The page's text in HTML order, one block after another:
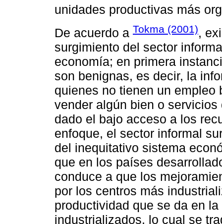
unidades productivas más
De acuerdo a Tokma (2001),
surgimiento del sector
economía; en primera
son benignas, es decir, la
quienes no tienen un empleo
vender algún bien o
dado el bajo acceso a los
enfoque, el sector informal
del inequitativo sistema
que en los países
conduce a que los
por los centros más
productividad que se da en
industrializados, lo cual se